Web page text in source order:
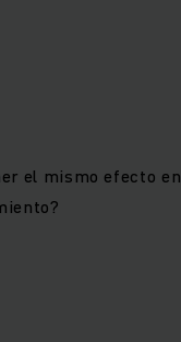
el mismo efecto en